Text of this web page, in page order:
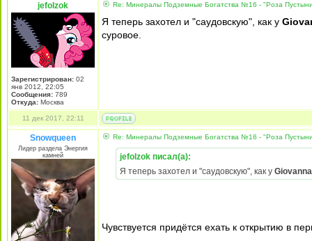
jefolzok
Зарегистрирован: 02
янв 2012, 22:05
Сообщения: 789
Откуда: Москва
Re: Минералы Подземные Богатства №16 - "Роза
Я теперь захотел и "саудовскую", как у
суровое.
11 дек 2017, 22:11
Snowqueen
Лидер раздела Энергия
камней
Re: Минералы Подземные Богатства №16 - "Роза
jefolzok писал(а):
Я теперь захотел и "саудовскую", как у
Чувствуется придётся ехать к открытию в